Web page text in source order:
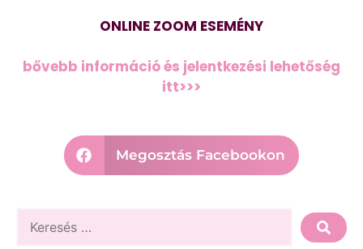
ONLINE ZOOM ESEMÉNY
bővebb információ és jelentkezési lehetőség
itt>>>
Megosztás Facebookon